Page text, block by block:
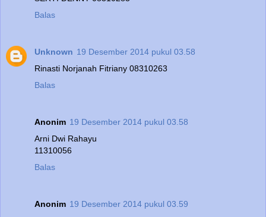
Balas
Unknown 19 Desember 2014 pukul 03.58
Rinasti Norjanah Fitriany 08310263
Balas
Anonim 19 Desember 2014 pukul 03.58
Arni Dwi Rahayu
11310056
Balas
Anonim 19 Desember 2014 pukul 03.59